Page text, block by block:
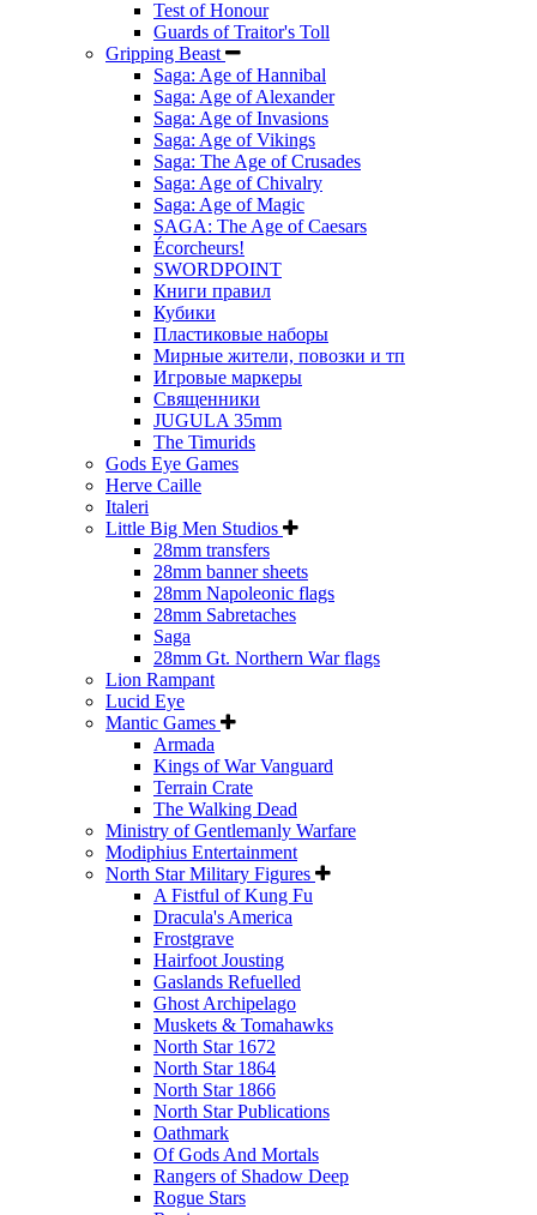
Test of Honour
Guards of Traitor's Toll
Gripping Beast
Saga: Age of Hannibal
Saga: Age of Alexander
Saga: Age of Invasions
Saga: Age of Vikings
Saga: The Age of Crusades
Saga: Age of Chivalry
Saga: Age of Magic
SAGA: The Age of Caesars
Écorcheurs!
SWORDPOINT
Книги правил
Кубики
Пластиковые наборы
Мирные жители, повозки и тп
Игровые маркеры
Священники
JUGULA 35mm
The Timurids
Gods Eye Games
Herve Caille
Italeri
Little Big Men Studios
28mm transfers
28mm banner sheets
28mm Napoleonic flags
28mm Sabretaches
Saga
28mm Gt. Northern War flags
Lion Rampant
Lucid Eye
Mantic Games
Armada
Kings of War Vanguard
Terrain Crate
The Walking Dead
Ministry of Gentlemanly Warfare
Modiphius Entertainment
North Star Military Figures
A Fistful of Kung Fu
Dracula's America
Frostgrave
Hairfoot Jousting
Gaslands Refuelled
Ghost Archipelago
Muskets & Tomahawks
North Star 1672
North Star 1864
North Star 1866
North Star Publications
Oathmark
Of Gods And Mortals
Rangers of Shadow Deep
Rogue Stars